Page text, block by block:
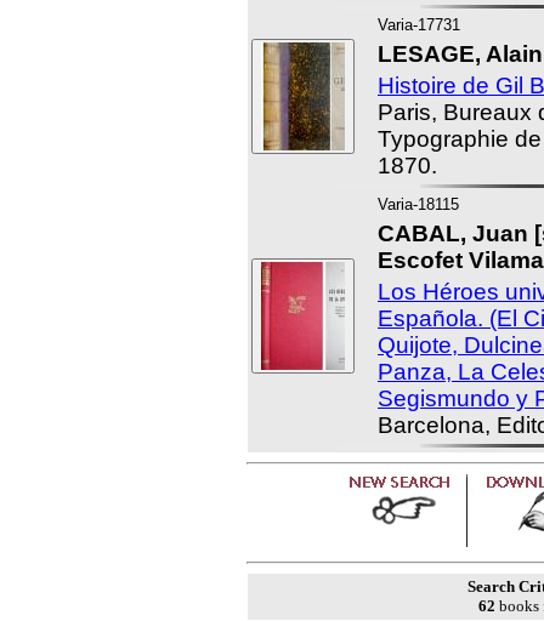
Varia-17731
LESAGE,
Histoire de Gil
Paris, Bureaux
Typographie
1870.
Varia-18115
CABAL, Juan
Escofet
Los Héroes
Española. (El
Quijote,
Panza, La
Segismundo y
Barcelona,
Search
62